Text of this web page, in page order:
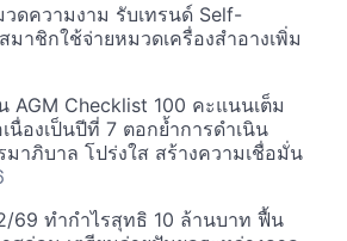
ดความงาม รับเทรนด์ Self-
าชิกใช้จ่ายหมวดเครื่องสำอางเพิ่ม
AGM Checklist 100 คะแนนเต็ม
นื่องเป็นปีที่ 7 ตอกย้ำการดำเนิน
าภิบาล โปร่งใส สร้างความเชื่อมั่น
69 ทำกำไรสุทธิ 10 ล้านบาท ฟื้น